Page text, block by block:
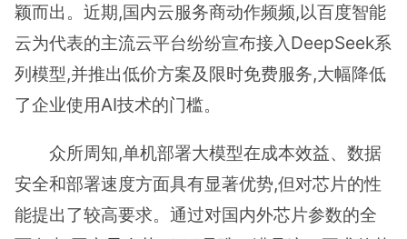
颖而出。近期,国内云服务商动作频频,以百度智能
云为代表的主流云平台纷纷宣布接入DeepSeek系
列模型,并推出低价方案及限时免费服务,大幅降低
了企业使用AI技术的门槛。
众所周知,单机部署大模型在成本效益、数据
安全和部署速度方面具有显著优势,但对芯片的性
能提出了较高要求。通过对国内外芯片参数的全